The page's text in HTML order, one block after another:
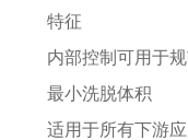
特征
内部控制可用于
最小洗脱体积
适用于所有下游